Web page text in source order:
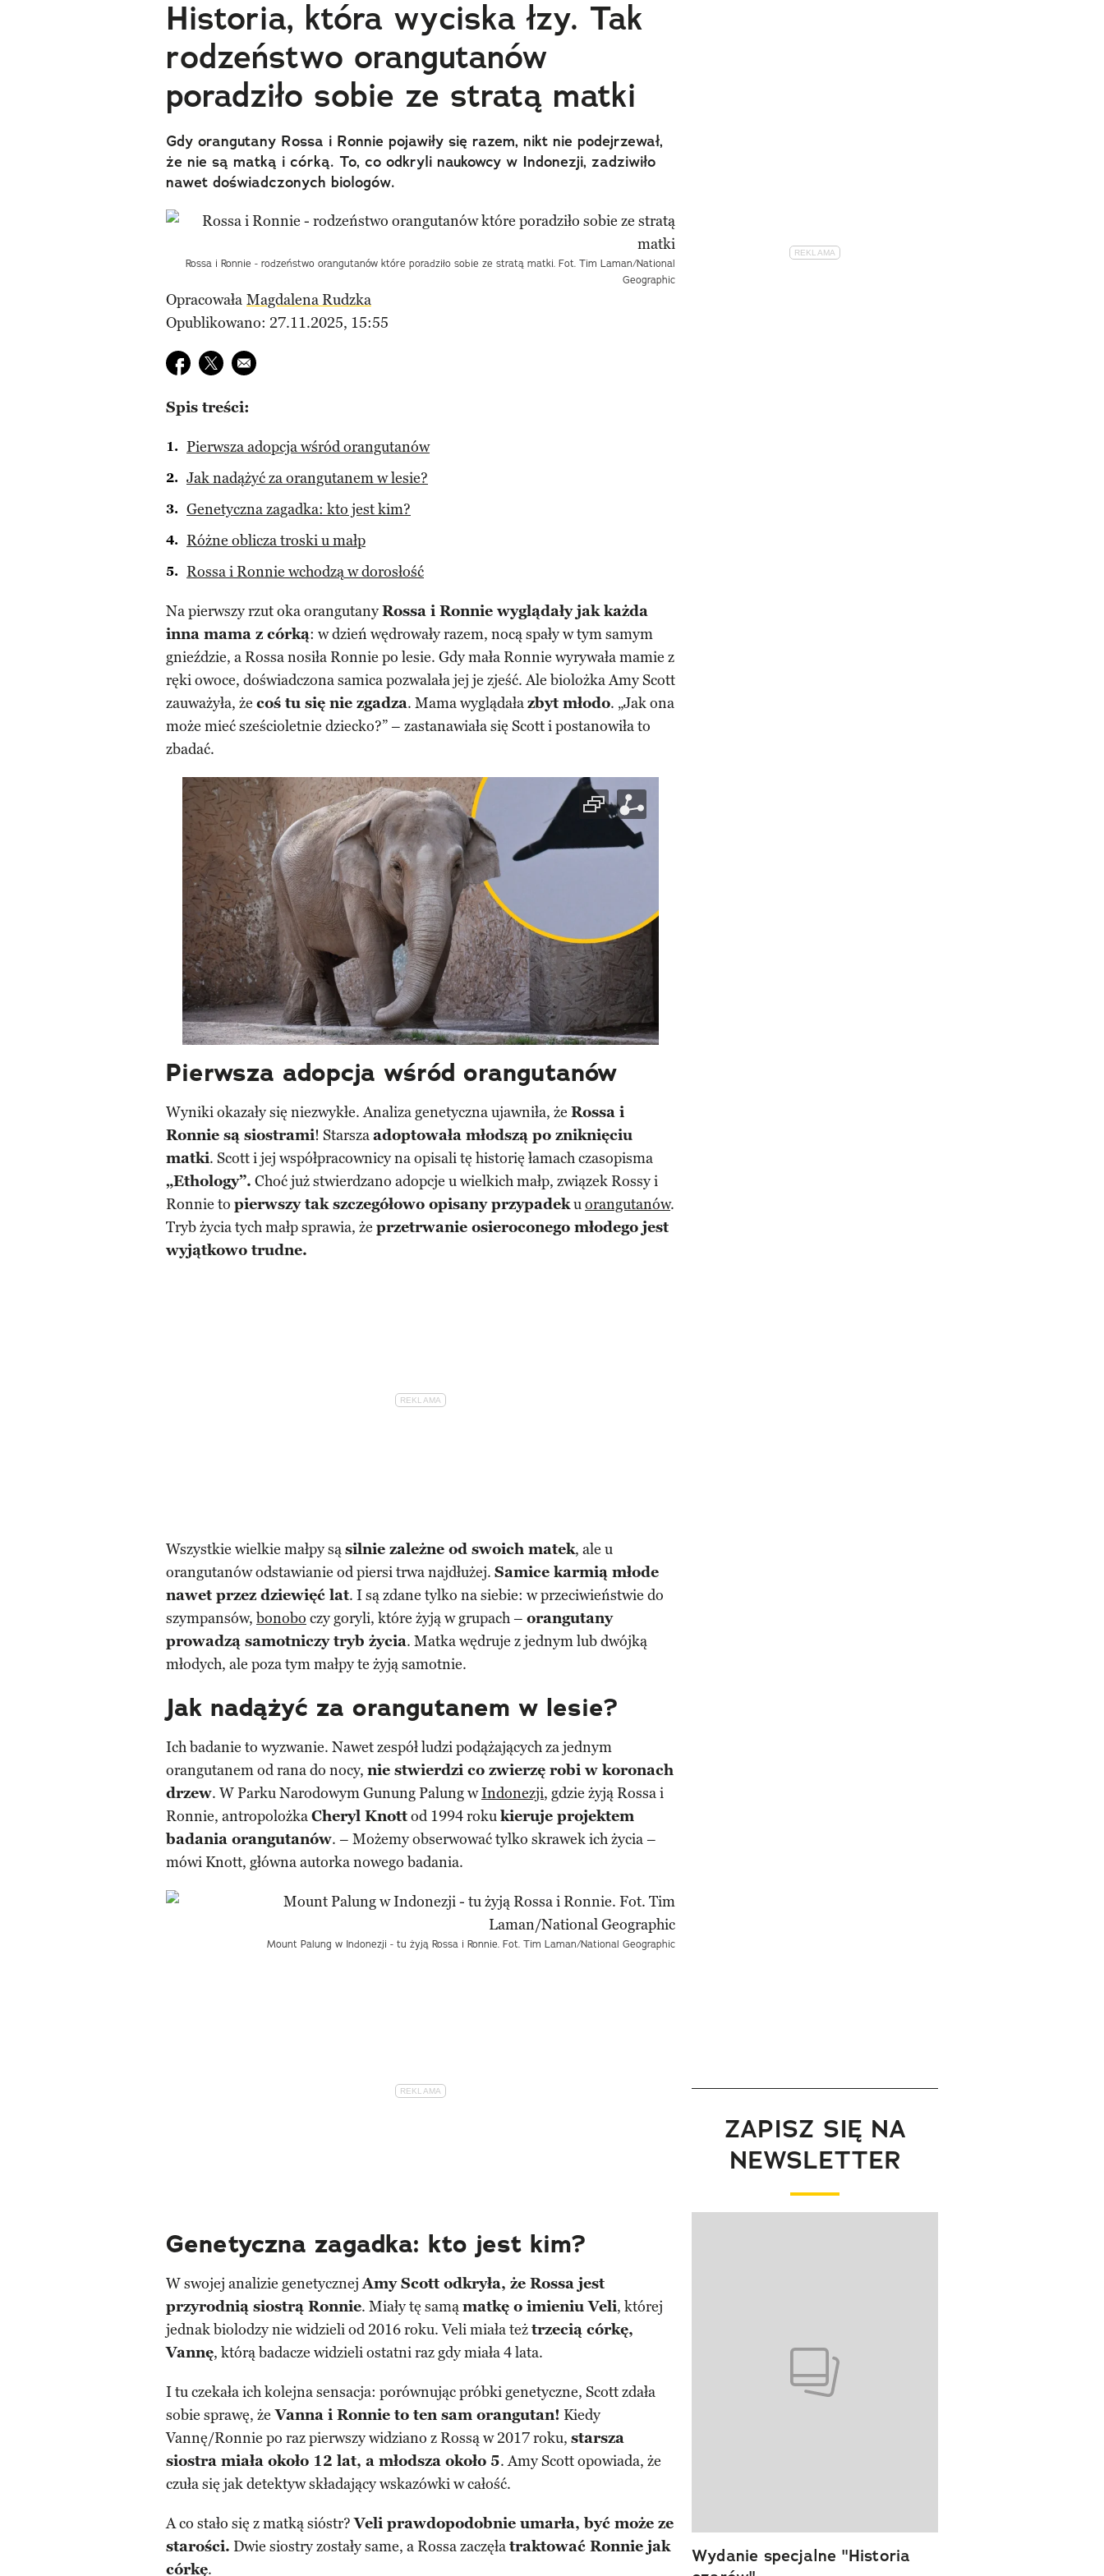
Historia, która wyciska łzy. Tak
rodzeństwo orangutanów
poradziło sobie ze stratą matki
Gdy orangutany Rossa i Ronnie pojawiły się razem, nikt nie podejrzewał,
że nie są matką i córką. To, co odkryli naukowcy w Indonezji, zadziwiło
nawet doświadczonych biologów.
Rossa i Ronnie - rodzeństwo orangutanów które poradziło sobie ze stratą matki. Fot. Tim Laman/National
Geographic
Opracowała Magdalena Rudzka
Opublikowano: 27.11.2025, 15:55
Udostępnij na facebook
Udostępnij na twitter
E-mail do przyjaciela
Spis treści:
Pierwsza adopcja wśród orangutanów
Jak nadążyć za orangutanem w lesie?
Genetyczna zagadka: kto jest kim?
Różne oblicza troski u małp
Rossa i Ronnie wchodzą w dorosłość
Na pierwszy rzut oka orangutanyRossa i Ronnie wyglądały jak każda
inna mama z córką: w dzień wędrowały razem, nocą spały w tym samym
gnieździe, a Rossa nosiła Ronnie po lesie. Gdy mała Ronnie wyrywała mamie z
ręki owoce, doświadczona samica pozwalała jej je zjeść. Ale biolożka Amy Scott
zauważyła, że coś tu się nie zgadza. Mama wyglądałazbyt młodo. „Jak ona
może mieć sześcioletnie dziecko?” – zastanawiała się Scott i postanowiła to
zbadać.
Pierwsza adopcja wśród orangutanów
Wyniki okazały się niezwykłe. Analiza genetyczna ujawniła, że Rossa i
Ronnie są siostrami! Starszaadoptowała młodszą po zniknięciu
matki. Scott i jej współpracownicy na opisali tę historię łamach czasopisma
„Ethology”. Choć już stwierdzano adopcje u wielkich małp, związek Rossy i
Ronnie to pierwszy tak szczegółowo opisany przypadekuorangutanów.
Tryb życia tych małp sprawia, że przetrwanie osieroconego młodego jest
wyjątkowo trudne.
Wszystkie wielkie małpy sąsilnie zależne od swoich matek, ale u
orangutanów odstawianie od piersi trwa najdłużej. Samice karmią młode
nawet przez dziewięć lat. I są zdane tylko na siebie: w przeciwieństwie do
szympansów, bonobo czy goryli, które żyją w grupach – orangutany
prowadzą samotniczy tryb życia. Matka wędruje z jednym lub dwójką
młodych, ale poza tym małpy te żyją samotnie.
Jak nadążyć za orangutanem w lesie?
Ich badanie to wyzwanie. Nawet zespół ludzi podążających za jednym
orangutanem od rana do nocy, nie stwierdzi co zwierzę robi w koronach
drzew. W Parku Narodowym Gunung Palung wIndonezji, gdzie żyją Rossa i
Ronnie, antropolożkaCheryl Knottod 1994 rokukieruje projektem
badania orangutanów. – Możemy obserwować tylko skrawek ich życia –
mówi Knott, główna autorka nowego badania.
Mount Palung w Indonezji - tu żyją Rossa i Ronnie. Fot. Tim Laman/National Geographic
Genetyczna zagadka: kto jest kim?
W swojej analizie genetycznejAmy Scott odkryła, że Rossa jest
przyrodnią siostrą Ronnie. Miały tę samąmatkę o imieniu Veli, której
jednak biolodzy nie widzieli od 2016 roku. Veli miała teżtrzecią córkę,
Vannę, którą badacze widzieli ostatni raz gdy miała 4 lata.
I tu czekała ich kolejna sensacja: porównując próbki genetyczne, Scott zdała
sobie sprawę, że Vanna i Ronnie to ten sam orangutan! Kiedy
Vannę/Ronnie po raz pierwszy widziano z Rossą w 2017 roku, starsza
siostra miała około 12 lat, a młodsza około 5. Amy Scott opowiada, że
czuła się jak detektyw składający wskazówki w całość.
A co stało się z matką sióstr?Veli prawdopodobnie umarła, być może ze
starości. Dwie siostry zostały same, a Rossa zaczęłatraktować Ronnie jak
córkę.
ZAPISZ SIĘ NA
NEWSLETTER
Wydanie specjalne "Historia